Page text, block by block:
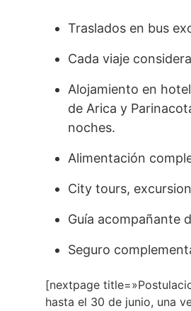
Traslados en bus
Cada viaje
Alojamiento en
de Arica y
noches.
Alimentación
City tours,
Guía acompañante
Seguro
[nextpage
hasta el 30 de junio, una